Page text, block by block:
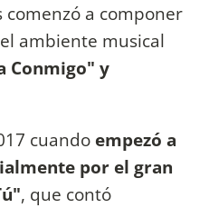
comenzó a componer
ambiente musical
Conmigo" y
cuando empezó a
por el gran
, que contó